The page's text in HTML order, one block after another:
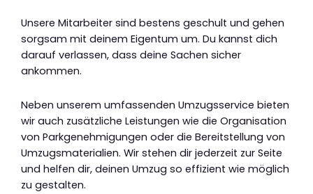
Unsere Mitarbeiter sind bestens geschult und gehen
sorgsam mit deinem Eigentum um. Du kannst dich
darauf verlassen, dass deine Sachen sicher
ankommen.
Neben unserem umfassenden Umzugsservice bieten
wir auch zusätzliche Leistungen wie die Organisation
von Parkgenehmigungen oder die Bereitstellung von
Umzugsmaterialien. Wir stehen dir jederzeit zur Seite
und helfen dir, deinen Umzug so effizient wie möglich
zu gestalten.